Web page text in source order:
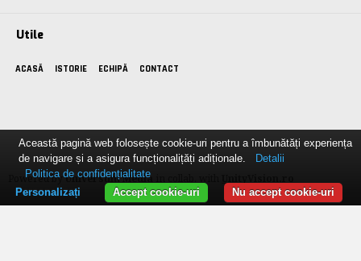
Utile
ACASĂ ISTORIE ECHIPĂ CONTACT
Powered byUniversum Media
Această pagină web folosește cookie-uri pentru a îmbunătăți experiența
de navigare și a asigura funcționalițăți adiționale.
Detalii
Politica de confidențialitate
Nu accept cookie-uri
Accept cookie-uri
Personalizați